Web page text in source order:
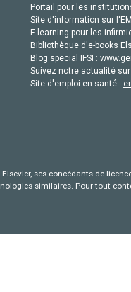
Portail pour les
Site d'information sur
E-learning pour les
Bibliothèque d'e-books
Blog special IFSI :
Suivez notre actualité
Site d'emploi en santé :
ses concédants de
similaires. Pour tout